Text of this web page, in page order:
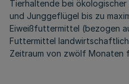
Tierhaltende bei
und Junggeflügel bis zu
Eiweißfuttermittel (bezogen
Futtermittel
Zeitraum von zwölf Monaten